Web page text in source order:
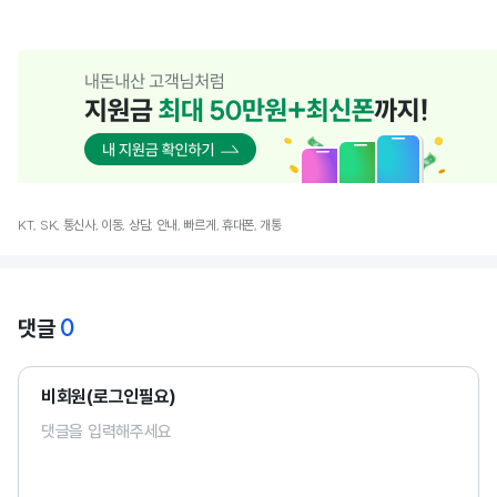
KT, SK, 통신사, 이동, 상담, 안내, 빠르게, 휴대폰, 개통
댓글 0
비회원(로그인필요)